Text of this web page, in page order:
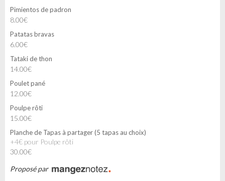
Pimientos de padron
8.00€
Patatas bravas
6.00€
Tataki de thon
14.00€
Poulet pané
12.00€
Poulpe rôti
15.00€
Planche de Tapas à partager (5 tapas au choix)
+4€ pour Poulpe rôti
30.00€
Proposé par